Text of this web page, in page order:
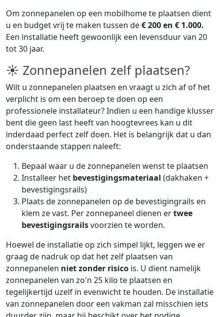
Om zonnepanelen op een mobilhome te plaatsen dient
u en budget vrij te maken tussen de€ 200 en € 1.000.
Een installatie heeft gewoonlijk een levensduur van 20
tot 30 jaar.
☀ Zonnepanelen zelf plaatsen?
Wilt u zonnepanelen plaatsen en vraagt u zich af of het
verplicht is om een beroep te doen op een
professionele installateur? Indien u een handige klusser
bent die geen last heeft van hoogtevrees kan u dit
inderdaad perfect zelf doen. Het is belangrijk dat u dan
onderstaande stappen naleeft:
Bepaal waar u de zonnepanelen wenst te plaatsen
Installeer het bevestigingsmateriaal (dakhaken +
bevestigingsrails)
Plaats de zonnepanelen op de bevestigingrails en
klem ze vast. Per zonnepaneel dienen ertwee
bevestigingsrailsvoorzien te worden.
Hoewel de installatie op zich simpel lijkt, leggen we er
graag de nadruk op dat het zelf plaatsen van
zonnepanelen niet zonder risico is. U dient namelijk
zonnepanelen van zo'n 25 kilo te plaatsen en
tegelijkertijd uzelf in evenwicht te houden. De installatie
van zonnepanelen door een vakman zal misschien iets